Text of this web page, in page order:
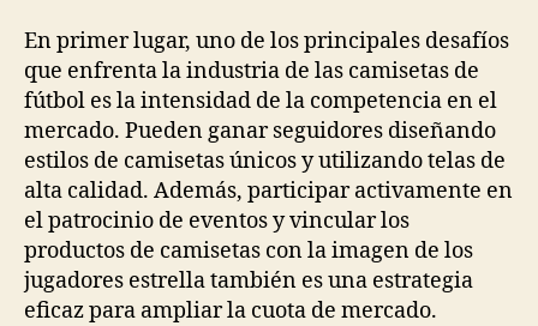
En primer lugar, uno de los principales desafíos
que enfrenta la industria de las camisetas de
fútbol es la intensidad de la competencia en el
mercado. Pueden ganar seguidores diseñando
estilos de camisetas únicos y utilizando telas de
alta calidad. Además, participar activamente en
el patrocinio de eventos y vincular los
productos de camisetas con la imagen de los
jugadores estrella también es una estrategia
eficaz para ampliar la cuota de mercado.